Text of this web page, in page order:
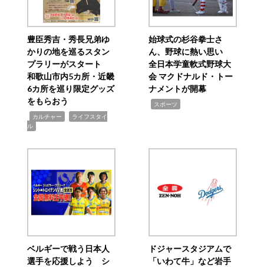
豊臣秀吉・秀長兄弟ゆ
かりの地を巡るスタン
プラリーがスタート
和歌山市内5カ所・近畿
6カ所を巡り限定グッズ
をもらおう
カルチャー
ライフスタイ
ル
始球式の杉谷拳士さ
ん、野球に熱い思い
全日本学童軟式野球大
会 マクドナルド・トー
ナメントが開幕
スポーツ
ベルギーで戦う日本人
選手を応援しよう シ
ドジャースタジアムで
「いわて牛」など岩手